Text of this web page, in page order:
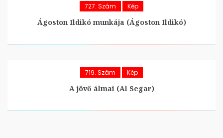
727. Szám Kép
Ágoston Ildikó munkája (Ágoston Ildikó)
719. Szám Kép
A jövő álmai (Al Segar)